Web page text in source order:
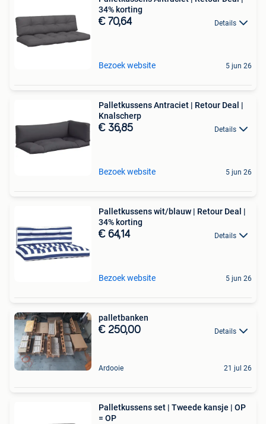
34% korting
€ 70,64 Details
Bezoek website 5 jun 26
Palletkussens Antraciet | Retour Deal |
Knalscherp
€ 36,85 Details
Bezoek website 5 jun 26
Palletkussens wit/blauw | Retour Deal |
34% korting
€ 64,14 Details
Bezoek website 5 jun 26
palletbanken
€ 250,00 Details
Ardooie 21 jul 26
Palletkussens set | Tweede kansje | OP
= OP